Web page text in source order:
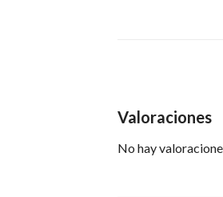
Valoraciones
No hay